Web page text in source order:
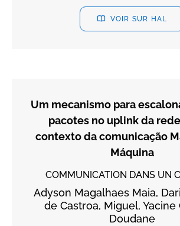
VOIR SUR HAL
Um mecanismo para
pacotes no uplink da rede
contexto da comunicação
Máquina
COMMUNICATION DANS UN
Adyson Magalhaes Maia,
de Castroa, Miguel, Yacine
Doudane